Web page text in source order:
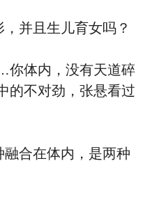
并且生儿育女吗？
体内，没有天道碎
的不对劲，张悬看过
合在体内，是两种